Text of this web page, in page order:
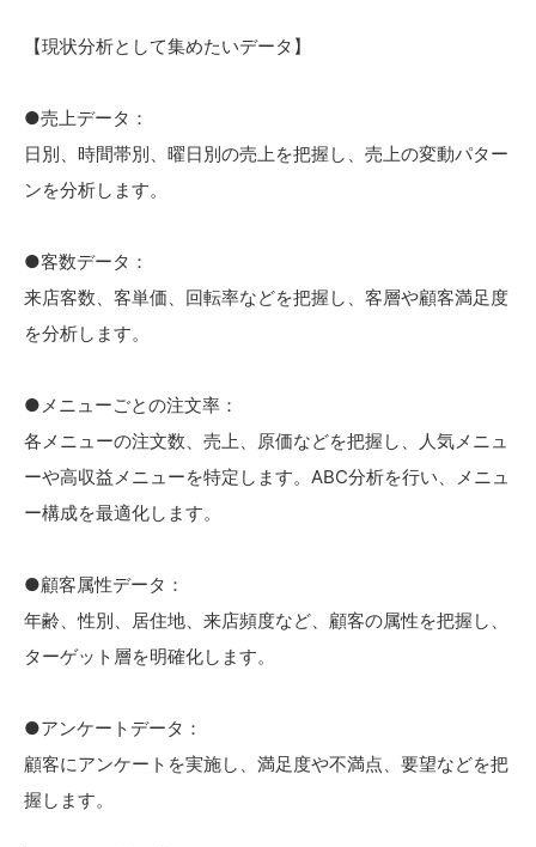
【現状分析として集めたいデータ】
●売上データ：
日別、時間帯別、曜日別の売上を把握し、売上の変動パター
ンを分析します。
●客数データ：
来店客数、客単価、回転率などを把握し、客層や顧客満足度
を分析します。
●メニューごとの注文率：
各メニューの注文数、売上、原価などを把握し、人気メニュ
ーや高収益メニューを特定します。ABC分析を行い、メニュ
ー構成を最適化します。
●顧客属性データ：
年齢、性別、居住地、来店頻度など、顧客の属性を把握し、
ターゲット層を明確化します。
●アンケートデータ：
顧客にアンケートを実施し、満足度や不満点、要望などを把
握します。